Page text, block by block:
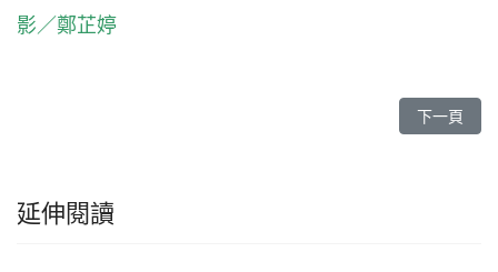
影／鄭芷婷
下一篇文
下一頁
延伸閱讀